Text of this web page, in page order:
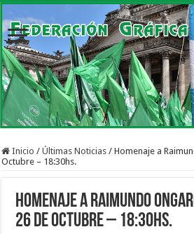
Inicio / Últimas Noticias / Homenaje a
Octubre – 18:30hs.
Homenaje a Raimundo
26 de Octubre – 18:30hs.